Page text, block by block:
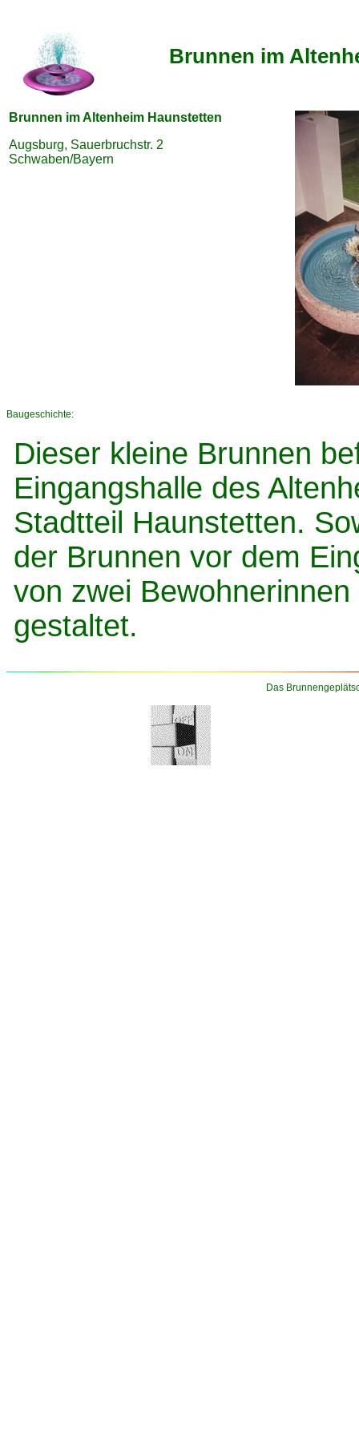
Brunnen im
Brunnen im Altenheim Haunstetten
Augsburg, Sauerbruchstr. 2
Schwaben/Bayern
Baugeschichte:
Dieser kleine Brunnen
Eingangshalle des
Stadtteil Haunstetten.
der Brunnen vor dem
von zwei
gestaltet.
Das